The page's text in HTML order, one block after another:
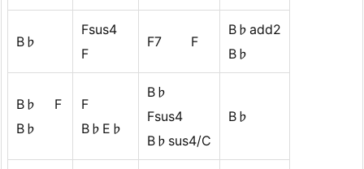
B♭
Fsus4
F
F7 F
B♭add2
B♭
B♭ F
B♭
F
B♭E♭
B♭
Fsus4
B♭sus4/C
B♭